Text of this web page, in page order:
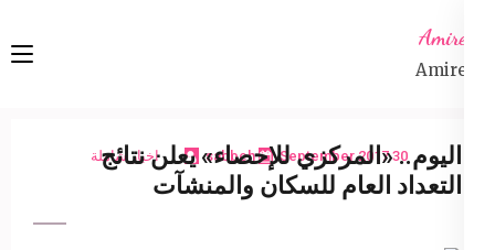
content
Enter)
Amireta
Amireta
30 September 2017
sabbeh اخبار شاملة
اليوم.. «المركزي للإحصاء» يعلن نتائج
التعداد العام للسكان والمنشآت